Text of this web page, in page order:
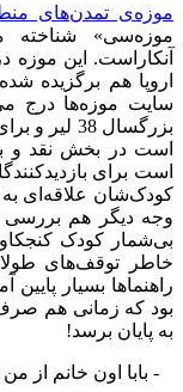
موزه‌ی تمدن‌های
موزه‌سی» شناخته
اروپا هم برگزیده
سایت موزه‌ها درج
بزرگسال
است در بخش نقد و
است برای
کودک‌شان علاقه‌ای به
وجه دیگر هم بررسی
بی‌شمار کودک
خاطر توقف‌های
راهنماها بسیار
بود که زمانی هم
به پایان برسد!
- بابا اون خانم از